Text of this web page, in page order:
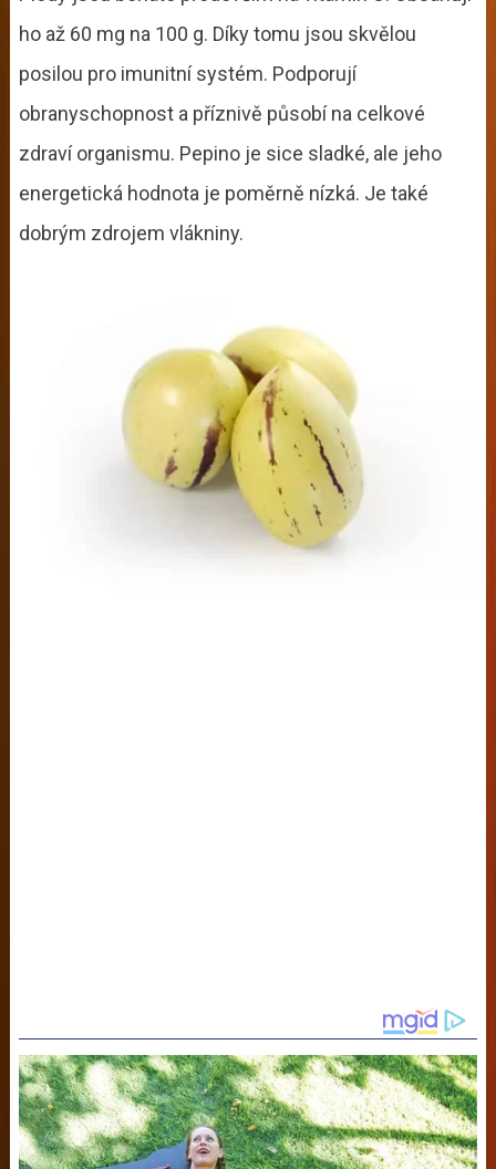
ho až 60 mg na 100 g. Díky tomu jsou skvělou
posilou pro imunitní systém. Podporují
obranyschopnost a příznivě působí na celkové
zdraví organismu. Pepino je sice sladké, ale jeho
energetická hodnota je poměrně nízká. Je také
dobrým zdrojem vlákniny.